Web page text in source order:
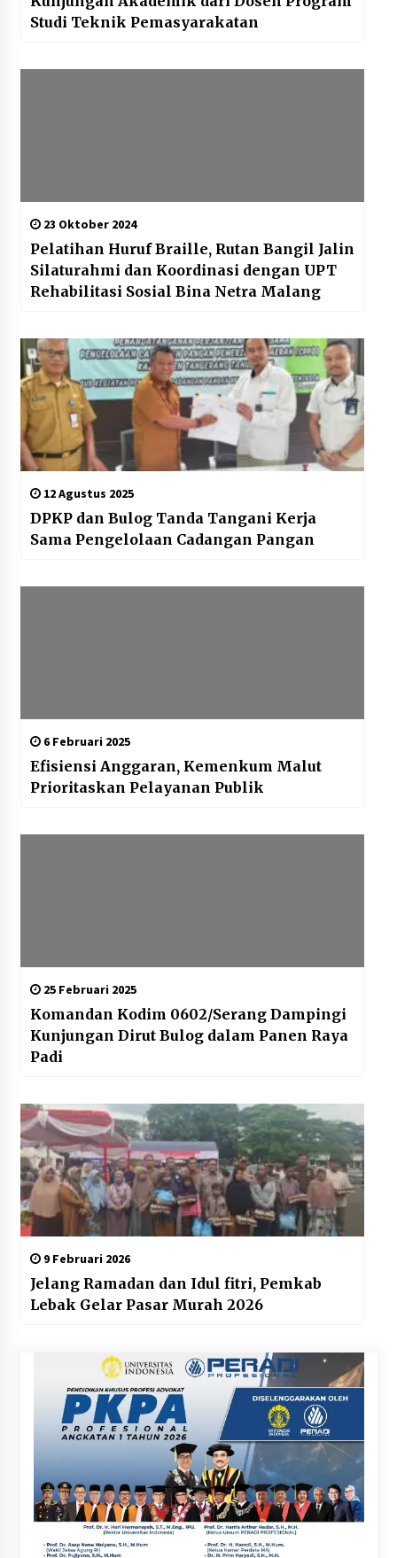
Studi Teknik Pemasyarakatan
23 Oktober 2024
Pelatihan Huruf Braille, Rutan Bangil Jalin
Silaturahmi dan Koordinasi dengan UPT
Rehabilitasi Sosial Bina Netra Malang
12 Agustus 2025
DPKP dan Bulog Tanda Tangani Kerja
Sama Pengelolaan Cadangan Pangan
6 Februari 2025
Efisiensi Anggaran, Kemenkum Malut
Prioritaskan Pelayanan Publik
25 Februari 2025
Komandan Kodim 0602/Serang Dampingi
Kunjungan Dirut Bulog dalam Panen Raya
Padi
9 Februari 2026
Jelang Ramadan dan Idul fitri, Pemkab
Lebak Gelar Pasar Murah 2026